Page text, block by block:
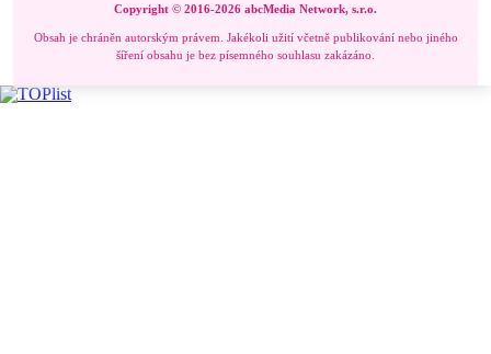
Copyright © 2016-2026 abcMedia Network, s.r.o.
Obsah je chráněn autorským právem. Jakékoli užití včetně publikování nebo jiného
šíření obsahu je bez písemného souhlasu zakázáno.